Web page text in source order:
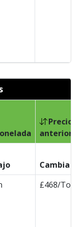
Precio
anterior/
Cambia
£468/Ton